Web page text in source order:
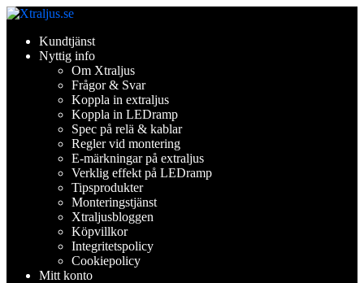
Hoppa
navigering
Hoppa
innehållKundtjänst
Nyttig info
Om Xtraljus
Frågor & Svar
Koppla in extraljus
Koppla in LEDramp
Spec på relä & kablar
Regler vid montering
E-märkningar på extraljus
Verklig effekt på LEDramp
Tipsprodukter
Monteringstjänst
Xtraljusbloggen
Köpvillkor
Integritetspolicy
Cookiepolicy
Mitt konto